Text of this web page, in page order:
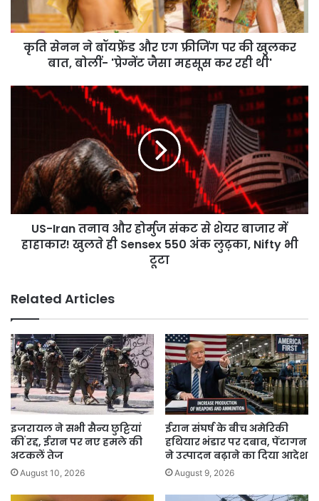
की
खुलकर
'प्रेग्नेंट
कृति सेनन ने बॉयफ्रेंड और एग फ्रीजिंग पर की खुलकर
बात, बोलीं- 'प्रेग्नेंट जैसा महसूस कर रही थी'
US-
संकट
शेयर
बाजार
हाहाकार!
550
अंक
लुढ़का,
Nifty
भी
टूटा
US-Iran तनाव और होर्मुज संकट से शेयर बाजार में
हाहाकार! खुलते ही Sensex 550 अंक लुढ़का, Nifty भी
टूटा
Related Articles
इजरायल ने सभी सैन्य छुट्टियां
कीं रद्द, ईरान पर नए हमले की
अटकलें तेज
August 10, 2026
ईरान संघर्ष के बीच अमेरिकी
हथियार भंडार पर दबाव, पेंटागन
ने उत्पादन बढ़ाने का दिया आदेश
August 9, 2026